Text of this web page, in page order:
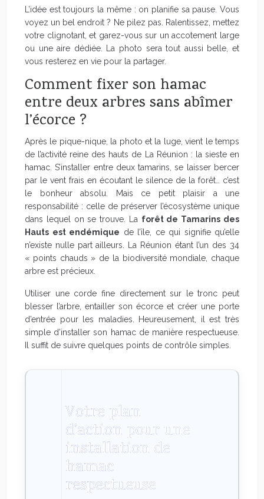
L’idée est toujours la même : on planifie sa pause. Vous
voyez un bel endroit ? Ne pilez pas. Ralentissez, mettez
votre clignotant, et garez-vous sur un accotement large
ou une aire dédiée. La photo sera tout aussi belle, et
vous resterez en vie pour la partager.
Comment fixer son hamac
entre deux arbres sans abîmer
l’écorce ?
Après le pique-nique, la photo et la luge, vient le temps
de l’activité reine des hauts de La Réunion : la sieste en
hamac. S’installer entre deux tamarins, se laisser bercer
par le vent frais en écoutant le silence de la forêt… c’est
le bonheur absolu. Mais ce petit plaisir a une
responsabilité : celle de préserver l’écosystème unique
dans lequel on se trouve. La forêt de Tamarins des
Hauts est endémique de l’île, ce qui signifie qu’elle
n’existe nulle part ailleurs. La Réunion étant l’un des 34
« points chauds » de la biodiversité mondiale, chaque
arbre est précieux.
Utiliser une corde fine directement sur le tronc peut
blesser l’arbre, entailler son écorce et créer une porte
d’entrée pour les maladies. Heureusement, il est très
simple d’installer son hamac de manière respectueuse.
Il suffit de suivre quelques points de contrôle simples.
Votre plan
d’action pour une
installation de
hamac
respectueuse